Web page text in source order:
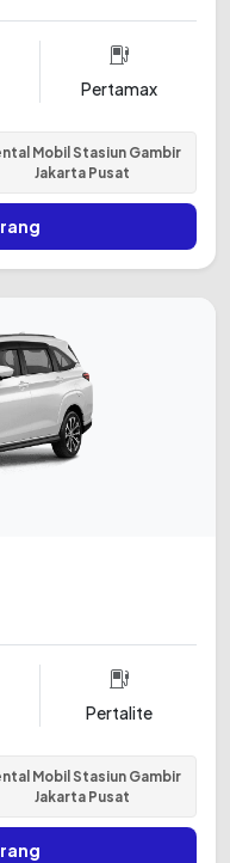
Pertamax
Mobil Stasiun Gambir
Jakarta Pusat
Pertalite
Mobil Stasiun Gambir
Jakarta Pusat